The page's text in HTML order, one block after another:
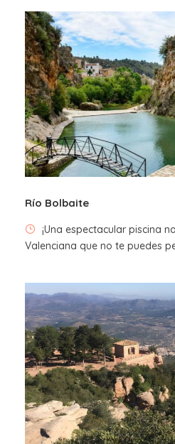
Salida de Valencia
Llegada y visita a los
Vuelta a Valencia
Mapa
Río Bolbaite
¡Una espectacular piscina
Valenciana que no te puedes